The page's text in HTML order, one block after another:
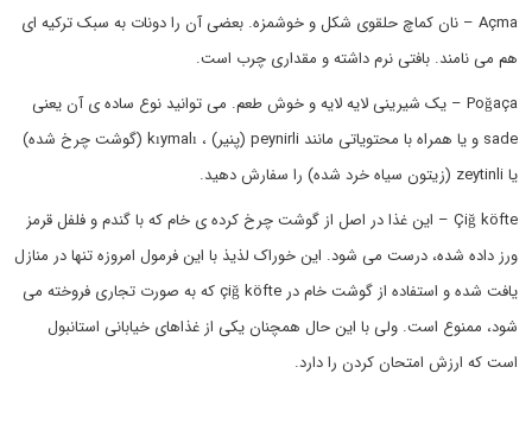
Açma – نان کماچ حلقوی شکل و خوشمزه. بعضی آن را دونات به سبک ترکیه ای
هم می نامند. بافتی نرم داشته و مقداری چرب است.
Poğaça – یک شیرینی لایه لایه و خوش طعم. می توانید نوع ساده ی آن یعنی
sade و یا همراه با محتویاتی مانند peynirli (پنیر) ، kıymalı (گوشت چرخ شده)
یا zeytinli (زیتون سیاه خرد شده) را سفارش دهید.
Çiğ köfte – این غذا در اصل از گوشت چرخ کرده ی خام که با گندم و فلفل قرمز
ورز داده شده، درست می شود. این خوراک لذیذ با این فرمول امروزه تنها در منازل
یافت شده و استفاده از گوشت خام در çiğ köfte که به صورت تجاری فروخته می
شود، ممنوع است. ولی با این حال همچنان یکی از غذاهای خیابانی استانبول
است که ارزش امتحان کردن را دارد.